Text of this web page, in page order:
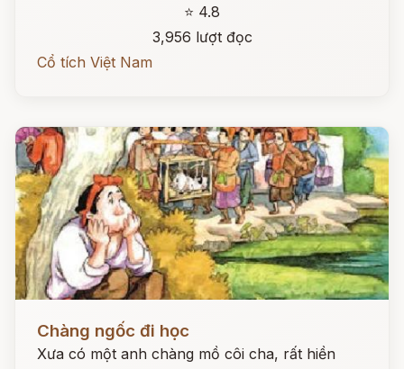
⭐ 4.8
3,956 lượt đọc
Cổ tích Việt Nam
Chàng ngốc đi học
Xưa có một anh chàng mồ côi cha, rất hiền